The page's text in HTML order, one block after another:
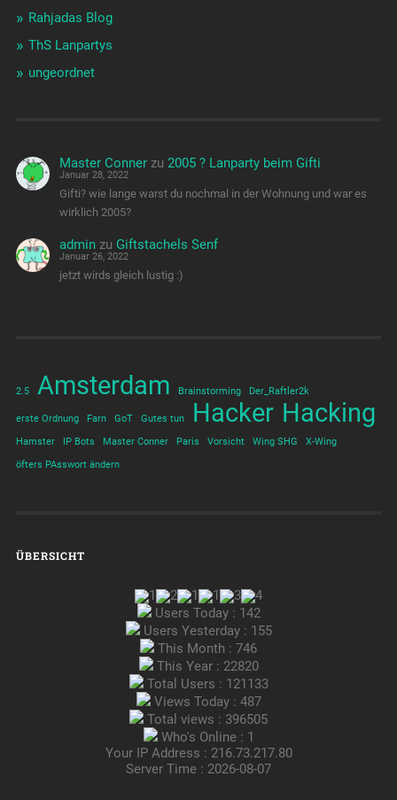
Rahjadas Blog
ThS Lanpartys
ungeordnet
Master Conner zu2005 ? Lanparty beim Gifti
Januar 28, 2022
Gifti? wie lange warst du nochmal in der Wohnung und war es
wirklich 2005?
admin zu Giftstachels Senf
Januar 26, 2022
jetzt wirds gleich lustig :)
2.5 Amsterdam Brainstorming Der_Raftler2k
erste Ordnung Farn GoT Gutes tun Hacker Hacking
Hamster IP Bots Master Conner Paris Vorsicht Wing SHG
X-Wing
öfters PAsswort ändern
ÜBERSICHT
Users Today : 142
Users Yesterday : 155
This Month : 746
This Year : 22820
Total Users : 121133
Views Today : 487
Total views : 396505
Who's Online : 1
Your IP Address : 216.73.217.80
Server Time : 2026-08-07